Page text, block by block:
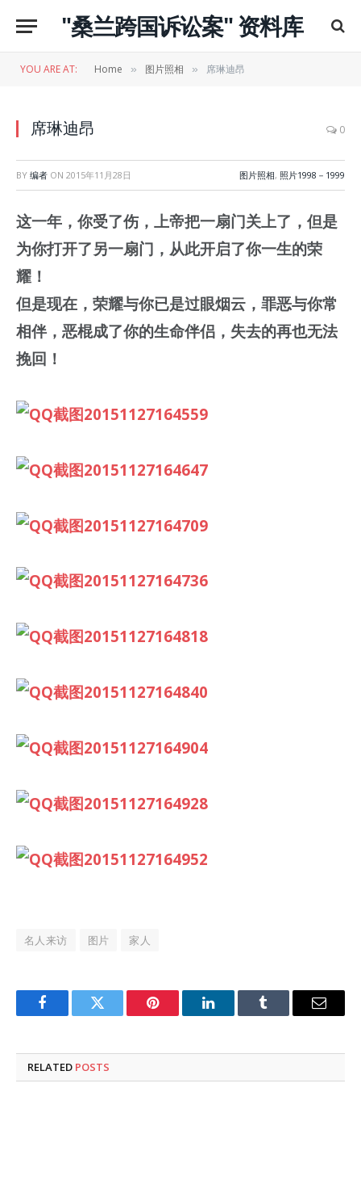
"桑兰跨国诉讼案" 资料库
YOU ARE AT: Home » 图片照相 » 席琳迪昂
席琳迪昂 0
BY 编者 ON 2015年11月28日 图片照相, 照片1998－1999
这一年，你受了伤，上帝把一扇门关上了，但是
为你打开了另一扇门，从此开启了你一生的荣
耀！
但是现在，荣耀与你已是过眼烟云，罪恶与你常
相伴，恶棍成了你的生命伴侣，失去的再也无法
挽回！
名人来访 图片 家人
FacebookTwitter Pinterest LinkedInTumblr Email
RELATED POSTS